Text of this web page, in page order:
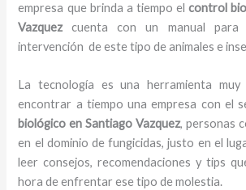
empresa que brinda a tiempo elcontrol
Vazquez cuenta con un manual para
intervención de este tipo de animales e
La tecnología es una herramienta
encontrar a tiempo una empresa con el
biológico en Santiago Vazquez, personas
en el dominio de fungicidas, justo en el
leer consejos, recomendaciones y tips
hora de enfrentar ese tipo de molestia.